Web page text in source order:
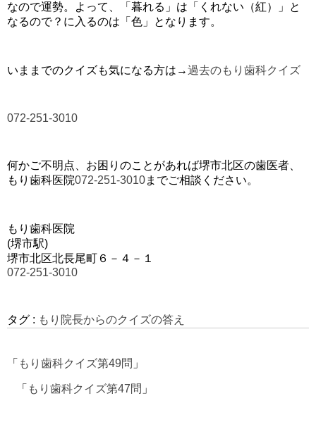
なので運勢。よって、「暮れる」は「くれない（紅）」と
なるので？に入るのは「色」となります。
いままでのクイズも気になる方は→過去のもり歯科クイズ
072-251-3010
何かご不明点、お困りのことがあれば堺市北区の歯医者、
もり歯科医院072-251-3010までご相談ください。
もり歯科医院
(堺市駅)
堺市北区北長尾町６－４－１
072-251-3010
タグ : もり院長からのクイズの答え
「 もり歯科クイズ第49問 」
「 もり歯科クイズ第47問 」